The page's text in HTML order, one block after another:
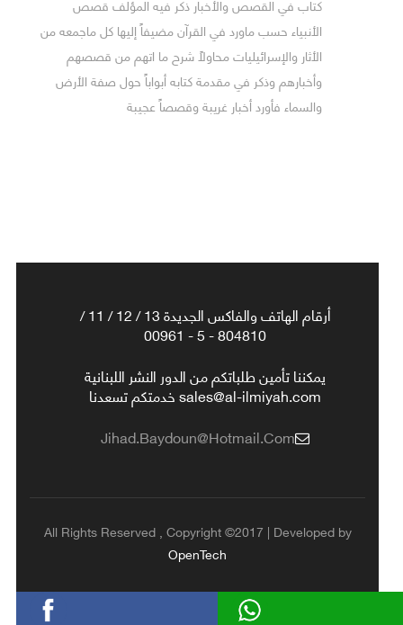
الأنبياء حسب ماورد في القرآن مضيفاً إليها كل ماجمعه من
الأثار والإسرائيليات محاولاً شرح ما اتهم من قصصهم
وأخبارهم وذكر في مقدمة كتابه أبواباً حول صفة الأرض
والسماء فأورد أخبار غريبة وقصصاً عجيبة
أرقام الهاتف والفاكس الجديدة 13 / 12 / 11 /
804810 - 5 - 00961
يمكننا تأمين طلباتكم من الدور النشر اللبنانية
sales@al-ilmiyah.com خدمتكم تسعدنا
Jihad.baydoun@hotmail.com
All Rights Reserved , Copyright ©2017 | Developed by
OpenTech